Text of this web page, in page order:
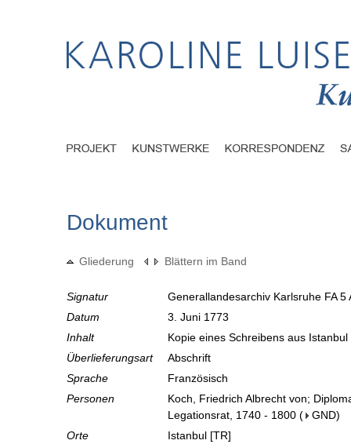
Dokument
Gliederung Blättern im Band
Signatur
Generallandesarchiv Karlsruhe FA
Datum
3. Juni 1773
Inhalt
Kopie eines Schreibens aus
Überlieferungsart
Abschrift
Sprache
Französisch
Personen
Koch, Friedrich Albrecht von;
Legationsrat, 1740 - 1800 ( GND)
Orte
Istanbul [TR]